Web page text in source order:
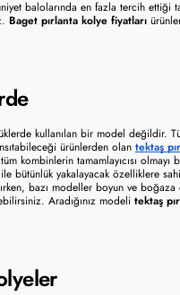
balolarında en fazla tercih ettiği
Baget pırlanta kolye fiyatları
kullanılan bir model değildir.
ürünlerden olan tektaş
kombinlerin tamamlayıcısı
bütünlük yakalayacak özelliklere
bazı modeller boyun ve
Aradığınız modeli tektaş